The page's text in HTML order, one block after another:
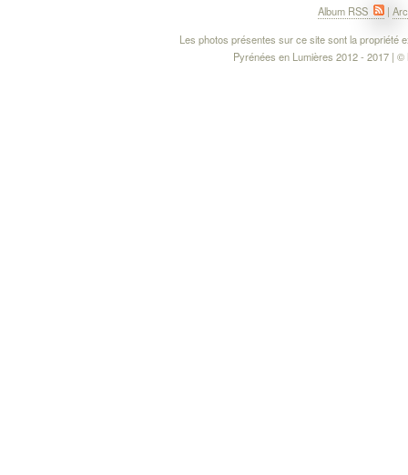
Album RSS |
Les photos présentes sur ce site sont la propriété
Pyrénées en Lumières 2012 - 2017 |